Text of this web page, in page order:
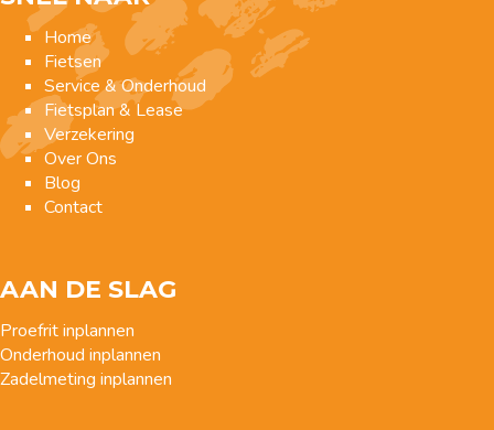
Home
Fietsen
Service & Onderhoud
Fietsplan & Lease
Verzekering
Over Ons
Blog
Contact
AAN DE SLAG
Proefrit inplannen
Onderhoud inplannen
Zadelmeting inplannen